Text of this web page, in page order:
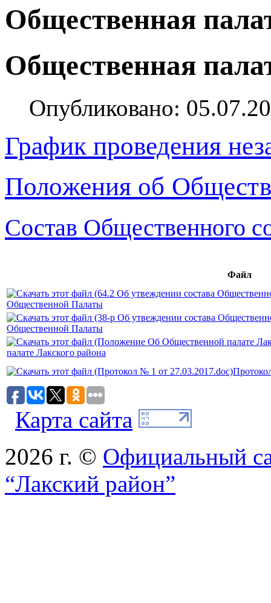
Общественная
Общественная
Опубликовано:
График проведения
Положения об
Состав Общественного
Файл
Общественной Палаты
Общественной Палаты
палате Лакского района
Карта сайта
2026 г. © Официальный
“Лакский район”